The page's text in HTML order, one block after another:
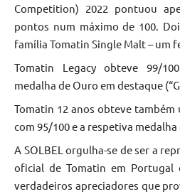
Competition) 2022 pontuou
pontos num máximo de 100.
família Tomatin Single Malt – um
Tomatin Legacy obteve 99/
medalha de Ouro em destaque
Tomatin 12 anos obteve
com 95/100 e a respetiva medalha
A SOLBEL orgulha-se de ser a
oficial de Tomatin em Portugal
verdadeiros apreciadores que